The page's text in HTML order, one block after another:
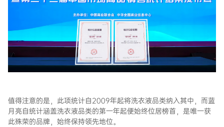
值得注意的是，此项统计自2009年起将洗衣液品类纳入其中，而蓝
月亮自统计涵盖洗衣液品类的第一年起便始终位居榜首，是唯一获
此殊荣的品牌，始终保持领先地位。